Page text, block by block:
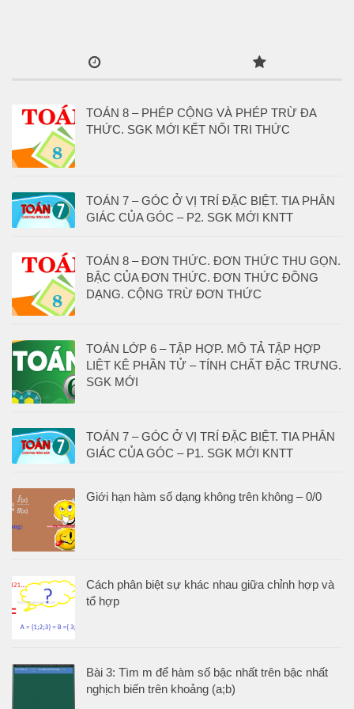
TOÁN 8 – PHÉP CỘNG VÀ PHÉP TRỪ ĐA
THỨC. SGK MỚI KẾT NỐI TRI THỨC
TOÁN 7 – GÓC Ở VỊ TRÍ ĐẶC BIỆT. TIA PHÂN
GIÁC CỦA GÓC – P2. SGK MỚI KNTT
TOÁN 8 – ĐƠN THỨC. ĐƠN THỨC THU GỌN.
BẬC CỦA ĐƠN THỨC. ĐƠN THỨC ĐỒNG
DẠNG. CỘNG TRỪ ĐƠN THỨC
TOÁN LỚP 6 – TẬP HỢP. MÔ TẢ TẬP HỢP
LIỆT KÊ PHẦN TỬ – TÍNH CHẤT ĐẶC TRƯNG.
SGK MỚI
TOÁN 7 – GÓC Ở VỊ TRÍ ĐẶC BIỆT. TIA PHÂN
GIÁC CỦA GÓC – P1. SGK MỚI KNTT
Giới hạn hàm số dạng không trên không – 0/0
Cách phân biệt sự khác nhau giữa chỉnh hợp và
tổ hợp
Bài 3: Tìm m để hàm số bậc nhất trên bậc nhất
nghịch biến trên khoảng (a;b)